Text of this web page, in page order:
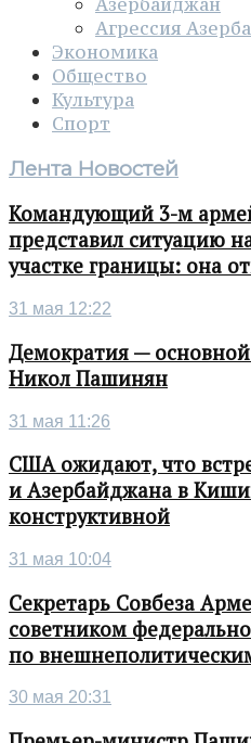
Агрессия
Экономика
Общество
Культура
Спорт
Лента Новостей
Командующий 3-м
представил ситуацию
участке границы: она
31 мая 12:22
Демократия —
Никол Пашинян
31 мая 11:26
США ожидают, что
и Азербайджана в
конструктивной
31 мая 10:04
Секретарь Совбеза
советником
по
30 мая 20:31